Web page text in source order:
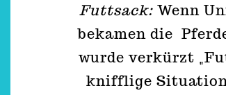
Futtsack: Wenn
bekamen die
wurde verkürzt
knifflige